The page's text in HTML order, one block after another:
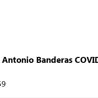
Banderas